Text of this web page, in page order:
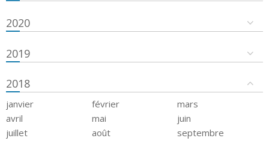
2020
2019
2018
janvier février
mars
avril
mai
juin
juillet
août
septembre